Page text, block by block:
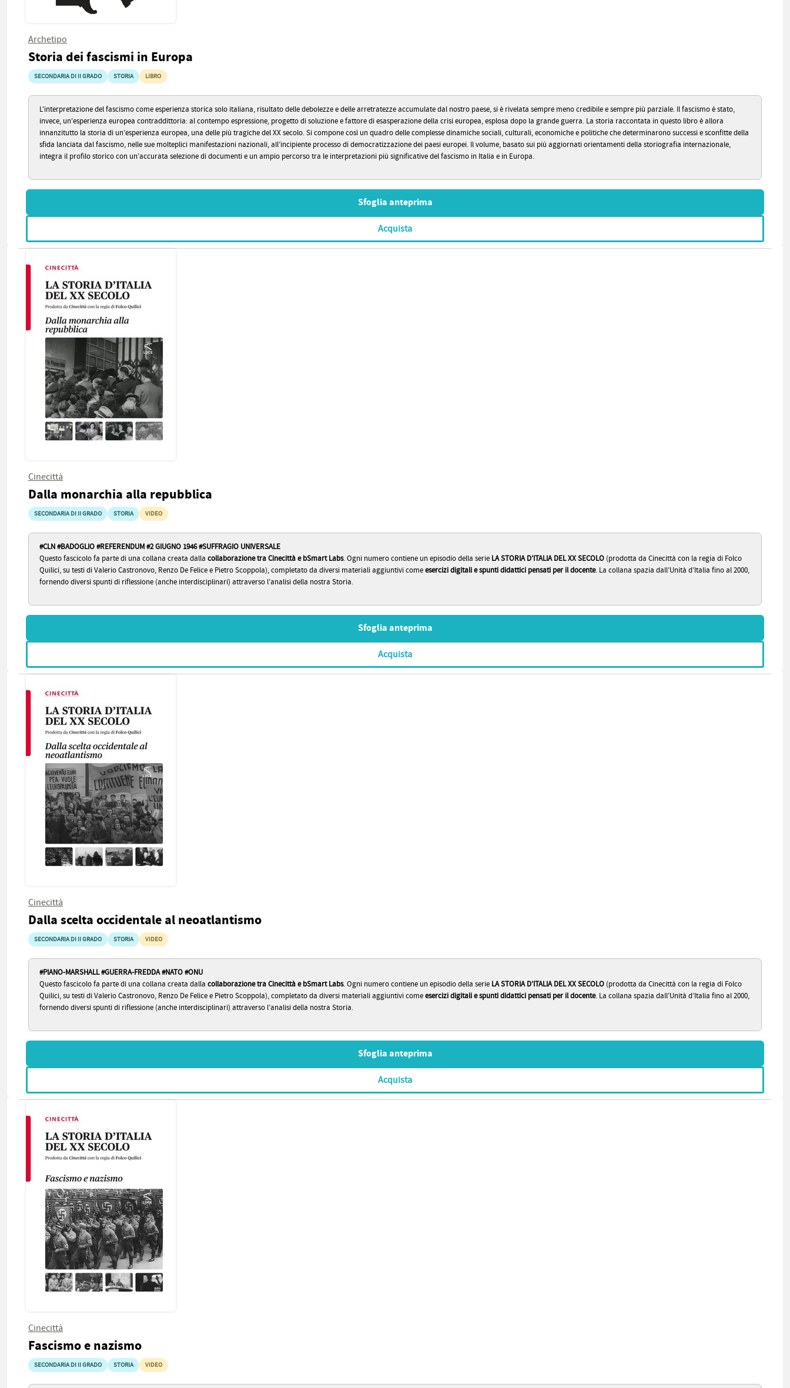
Archetipo
Storia dei fascismi in Europa
SECONDARIA DI II GRADO STORIA LIBRO
L'interpretazione del fascismo come esperienza storica solo italiana, risultato delle debolezze e delle arretratezze accumulate dal nostro paese, si è rivelata sempre meno credibile e sempre più parziale. Il fascismo è stato,
invece, un'esperienza europea contraddittoria: al contempo espressione, progetto di soluzione e fattore di esasperazione della crisi europea, esplosa dopo la grande guerra. La storia raccontata in questo libro è allora
innanzitutto la storia di un’esperienza europea, una delle più tragiche del XX secolo. Si compone così un quadro delle complesse dinamiche sociali, culturali, economiche e politiche che determinarono successi e sconfitte della
sfida lanciata dal fascismo, nelle sue molteplici manifestazioni nazionali, all’incipiente processo di democratizzazione dei paesi europei. Il volume, basato sui più aggiornati orientamenti della storiografia internazionale,
integra il profilo storico con un’accurata selezione di documenti e un ampio percorso tra le interpretazioni più significative del fascismo in Italia e in Europa.
Sfoglia anteprima
Acquista
Cinecittà
Dalla monarchia alla repubblica
SECONDARIA DI II GRADO STORIA VIDEO
#CLN #BADOGLIO #REFERENDUM #2 GIUGNO 1946 #SUFFRAGIO UNIVERSALE
Questo fascicolo fa parte di una collana creata dalla collaborazione tra Cinecittà e bSmart Labs. Ogni numero contiene un episodio della serie LA STORIA D’ITALIA DEL XX SECOLO (prodotta da Cinecittà con la regia di Folco
Quilici, su testi di Valerio Castronovo, Renzo De Felice e Pietro Scoppola), completato da diversi materiali aggiuntivi comeesercizi digitali e spunti didattici pensati per il docente. La collana spazia dall’Unità d’Italia fino al 2000,
fornendo diversi spunti di riflessione (anche interdisciplinari) attraverso l’analisi della nostra Storia.
Sfoglia anteprima
Acquista
Cinecittà
Dalla scelta occidentale al neoatlantismo
SECONDARIA DI II GRADO STORIA VIDEO
#PIANO-MARSHALL #GUERRA-FREDDA #NATO #ONU
Questo fascicolo fa parte di una collana creata dalla collaborazione tra Cinecittà e bSmart Labs. Ogni numero contiene un episodio della serie LA STORIA D’ITALIA DEL XX SECOLO (prodotta da Cinecittà con la regia di Folco
Quilici, su testi di Valerio Castronovo, Renzo De Felice e Pietro Scoppola), completato da diversi materiali aggiuntivi comeesercizi digitali e spunti didattici pensati per il docente. La collana spazia dall’Unità d’Italia fino al 2000,
fornendo diversi spunti di riflessione (anche interdisciplinari) attraverso l’analisi della nostra Storia.
Sfoglia anteprima
Acquista
Cinecittà
Fascismo e nazismo
SECONDARIA DI II GRADO STORIA VIDEO